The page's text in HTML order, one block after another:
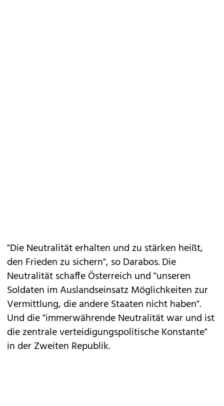
"Die Neutralität erhalten und zu stärken heißt,
den Frieden zu sichern", so Darabos. Die
Neutralität schaffe Österreich und "unseren
Soldaten im Auslandseinsatz Möglichkeiten zur
Vermittlung, die andere Staaten nicht haben".
Und die "immerwährende Neutralität war und ist
die zentrale verteidigungspolitische Konstante"
in der Zweiten Republik.